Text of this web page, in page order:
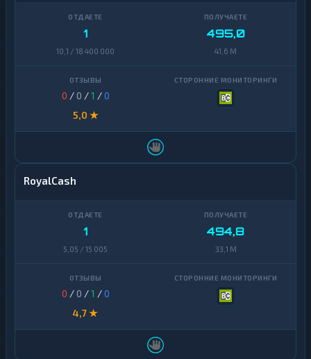
1
10,1 / 18 400 000
495,0
41,6 M
0 / 0 /1 /0
5,0 ★
RoyalCash
1
5,05 / 15 005
494,8
33,1 M
0 / 0 /1 /0
4,7 ★